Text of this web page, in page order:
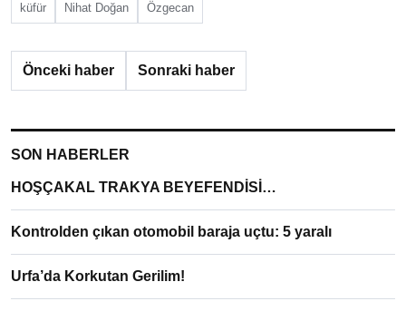
küfür Nihat Doğan Özgecan
Önceki haber Sonraki haber
SON HABERLER
HOŞÇAKAL TRAKYA BEYEFENDİSİ…
Kontrolden çıkan otomobil baraja uçtu: 5 yaralı
Urfa’da Korkutan Gerilim!